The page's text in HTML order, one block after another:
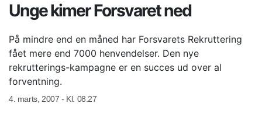
Unge kimer Forsvaret ned
På mindre end en måned har Forsvarets Rekruttering
fået mere end 7000 henvendelser. Den nye
rekrutterings-kampagne er en succes ud over al
forventning.
4. marts, 2007 - Kl. 08.27